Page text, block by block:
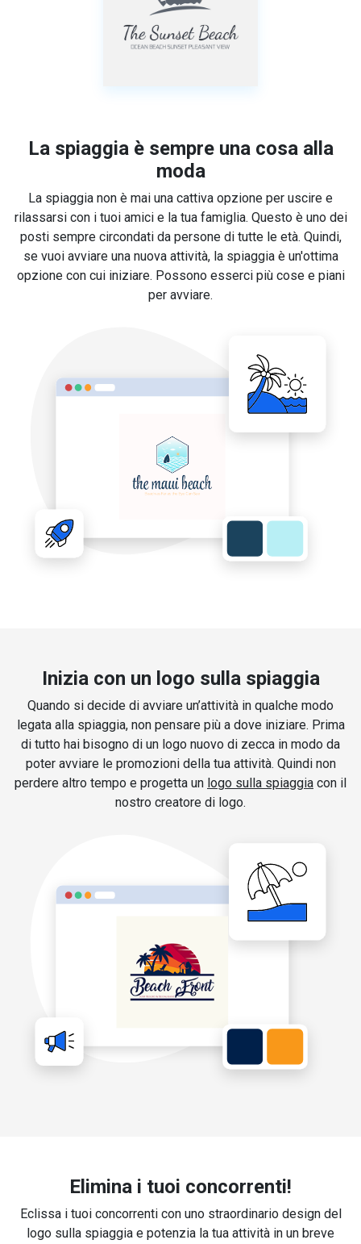
La spiaggia è sempre una cosa alla
moda
La spiaggia non è mai una cattiva opzione per uscire e
rilassarsi con i tuoi amici e la tua famiglia. Questo è uno dei
posti sempre circondati da persone di tutte le età. Quindi,
se vuoi avviare una nuova attività, la spiaggia è un'ottima
opzione con cui iniziare. Possono esserci più cose e piani
per avviare.
Inizia con un logo sulla spiaggia
Quando si decide di avviare un’attività in qualche modo
legata alla spiaggia, non pensare più a dove iniziare. Prima
di tutto hai bisogno di un logo nuovo di zecca in modo da
poter avviare le promozioni della tua attività. Quindi non
perdere altro tempo e progetta un logo sulla spiaggia con il
nostro creatore di logo.
Elimina i tuoi concorrenti!
Eclissa i tuoi concorrenti con uno straordinario design del
logo sulla spiaggia e potenzia la tua attività in un breve